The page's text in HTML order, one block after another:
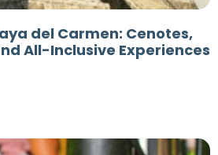
del Carmen: Cenotes,
All-Inclusive Experiences